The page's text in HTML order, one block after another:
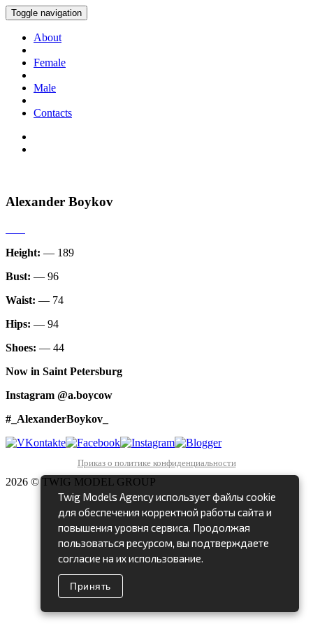
Twig Models Agency использует файлы cookie
для обеспечения корректной работы сайта и
повышения уровня сервиса. Продолжая
пользоваться ресурсом, вы подтверждаете
согласие на их использование.
Принять
Toggle navigation
About
Female
Male
Contacts
Alexander Boykov
Height: — 189
Bust: — 96
Waist: — 74
Hips: — 94
Shoes: — 44
Now in Saint Petersburg
Instagram @a.boycow
#_AlexanderBoykov_
Приказ о политике конфиденциальности
2026 © TWIG MODEL GROUP